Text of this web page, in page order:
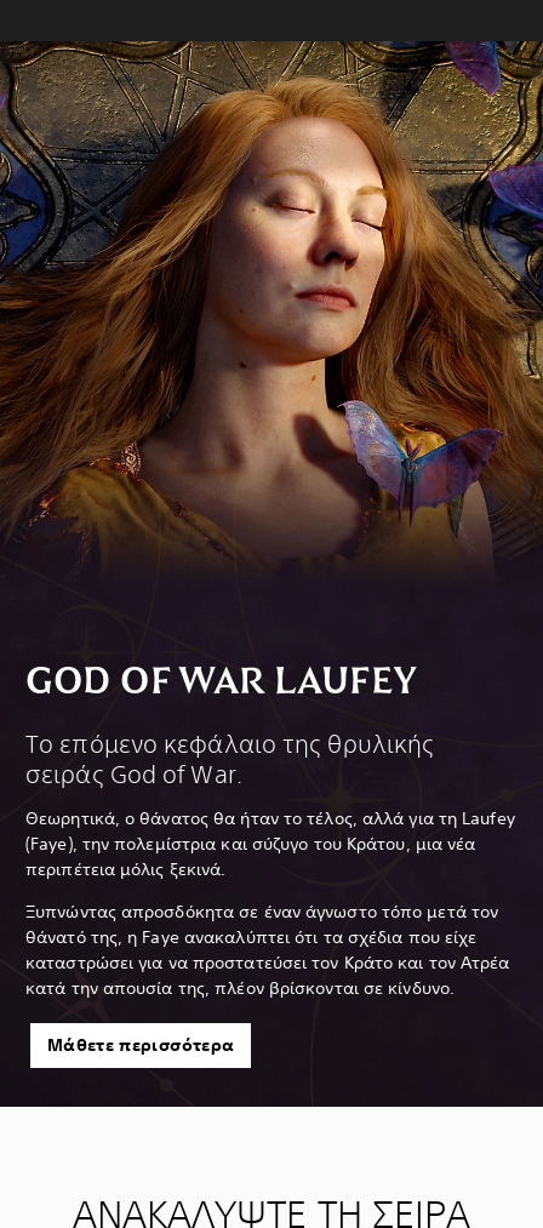
GOD OF WAR LAUFEY
Το επόμενο κεφάλαιο της θρυλικής
σειράς God of War.
Θεωρητικά, ο θάνατος θα ήταν το τέλος, αλλά για τη Laufey
(Faye), την πολεμίστρια και σύζυγο του Κράτου, μια νέα
περιπέτεια μόλις ξεκινά.
Ξυπνώντας απροσδόκητα σε έναν άγνωστο τόπο μετά τον
θάνατό της, η Faye ανακαλύπτει ότι τα σχέδια που είχε
καταστρώσει για να προστατεύσει τον Κράτο και τον Ατρέα
κατά την απουσία της, πλέον βρίσκονται σε κίνδυνο.
Μάθετε περισσότερα
ΑΝΑΚΑΛΥΨΤΕ ΤΗ ΣΕΙΡΑ